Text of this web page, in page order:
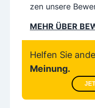
zen unsere
MEHR ÜBER
Helfen Sie
Meinung.